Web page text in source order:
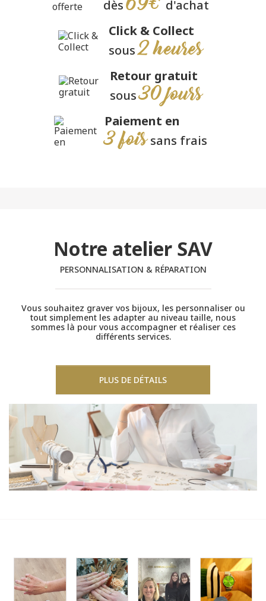
dès
d'achat
Click & Collect
sous2 heures
Retour gratuit
sous30 jours
Paiement en
3 foissans frais
Notre atelier SAV
PERSONNALISATION & RÉPARATION
Vous souhaitez graver vos bijoux, les personnaliser ou
tout simplement les adapter au niveau taille, nous
sommes là pour vous accompagner et réaliser ces
différents services.
PLUS DE DÉTAILS